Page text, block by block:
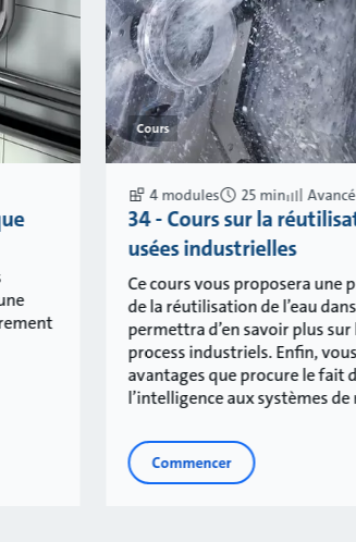
Cours
4 modules 25 min Avancé
34 - Cours sur la
usées industrielles
Ce cours vous proposera une
de la réutilisation de l’eau
permettra d’en savoir plus
process industriels. Enfin,
avantages que procure le fait
l’intelligence aux systèmes
Commencer